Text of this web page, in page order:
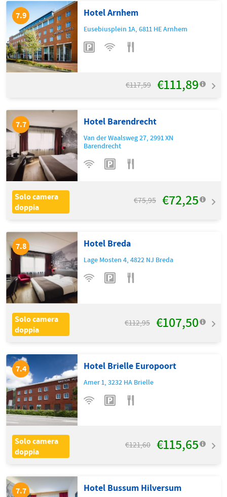
7.7 Hotel Bussum Hilversum
7.4 Hotel Brielle Europoort
Amer 1,3232 HA Brielle
Solo camera
doppia
€121,60 €115,65
7.8 Hotel Breda
Lage Mosten 4,4822 NJ Breda
Solo camera
doppia
€112,95 €107,50
7.7 Hotel Barendrecht
Van der Waalsweg 27,2991 XN
Barendrecht
Solo camera
doppia
€75,95 €72,25
7.9 Hotel Arnhem
Eusebiusplein 1A,6811 HEArnhem
€117,59 €111,89